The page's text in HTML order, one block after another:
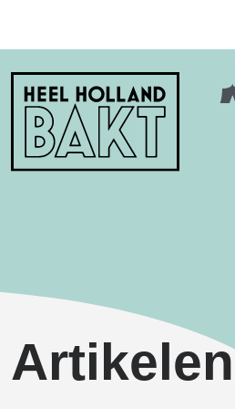
Heel
Holland
Bakt
Artikelen